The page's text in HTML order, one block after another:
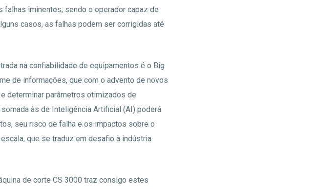
iminentes, sendo o operador capaz de
casos, as falhas podem ser corrigidas até
na confiabilidade de equipamentos é o Big
de informações, que com o advento de novos
determinar parâmetros otimizados de
às de Inteligência Artificial (AI) poderá
seu risco de falha e os impactos sobre o
que se traduz em desafio à indústria
de corte CS 3000 traz consigo estes